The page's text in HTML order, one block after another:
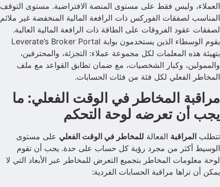
العملاء، وليس فقط على مستوى المنصة الافتراضية. مستوى التوقف
المناسب لصفقات الفوركس ذات الرافعة المالية المنخفضة غير ملائم
لصفقات عقود الفروقات على الطاقة ذات الرافعة المالية العالية.
يقوم الوسطاء الذين يستخدمون بوابة Leverate’s Broker Portal
بتهيئة هذه المعلمات لكل مجموعة عملاء: التجزئة، والمحترفين،
والممولين، وكبار الشخصيات، مع ضمان تطابق القواعد مع ملف
المخاطر الفعلي لكل فئة من فئات الحسابات.
مراقبة المخاطر في الوقت الفعلي: ما
يجب أن تعرضه لوحة التحكم
تتطلب المراقبة الفعالة للمخاطر في الوقت الفعلي على مستوى
الوسيط أكثر من مجرد رؤية كل حساب على حدة. يجب أن تقوم
لوحة معلومات المخاطر بتجميع التعرض للمخاطر عبر الأبعاد التي لا
يمكن أن تراها مراقبة الحسابات الفردية: